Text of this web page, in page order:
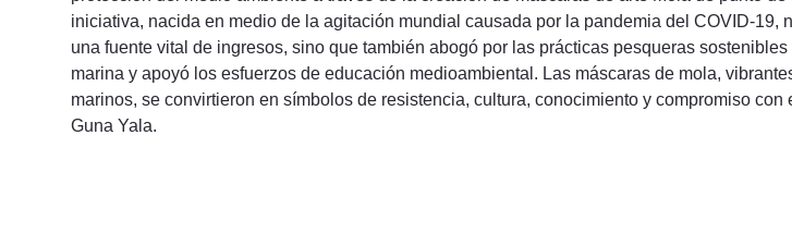
iniciativa, nacida en medio de la agitación mundial causada por la pandemia del COVID-19,
una fuente vital de ingresos, sino que también abogó por las prácticas pesqueras
marina y apoyó los esfuerzos de educación medioambiental. Las máscaras de mola,
marinos, se convirtieron en símbolos de resistencia, cultura, conocimiento y compromiso con
Guna Yala.